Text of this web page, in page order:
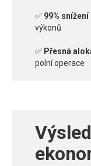
✅ 99%
výkonů
✅ Přesná
polní operace